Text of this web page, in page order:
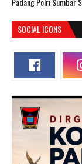
SOCIAL ICONS